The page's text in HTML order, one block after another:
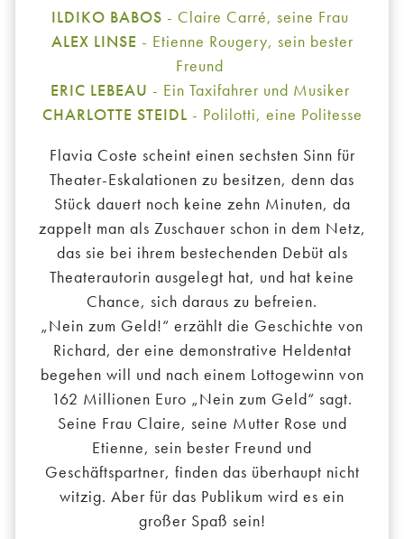
ILDIKO BABOS - Claire Carré, seine Frau
ALEX LINSE - Etienne Rougery, sein bester
Freund
ERIC LEBEAU - Ein Taxifahrer und Musiker
CHARLOTTE STEIDL - Polilotti, eine Politesse
Flavia Coste scheint einen sechsten Sinn für
Theater-Eskalationen zu besitzen, denn das
Stück dauert noch keine zehn Minuten, da
zappelt man als Zuschauer schon in dem Netz,
das sie bei ihrem bestechenden Debüt als
Theaterautorin ausgelegt hat, und hat keine
Chance, sich daraus zu befreien.
„Nein zum Geld!“ erzählt die Geschichte von
Richard, der eine demonstrative Heldentat
begehen will und nach einem Lottogewinn von
162 Millionen Euro „Nein zum Geld“ sagt.
Seine Frau Claire, seine Mutter Rose und
Etienne, sein bester Freund und
Geschäftspartner, finden das überhaupt nicht
witzig. Aber für das Publikum wird es ein
großer Spaß sein!